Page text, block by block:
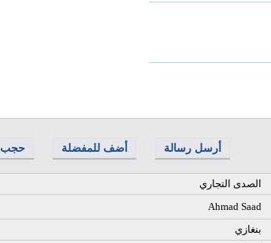
حجب أضف للمفضلة أرسل رسالة
الصدى التجاري
Ahmad Saad
بنغازي